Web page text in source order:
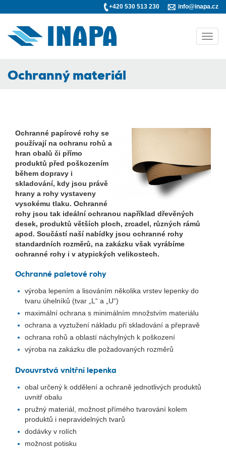
info@inapa.cz
+420 530 513 230
Ochranný materiál
Ochranné papírové rohy se
používají na ochranu rohů a
hran obalů či přímo
produktů před poškozením
během dopravy i
skladování, kdy jsou právě
hrany a rohy vystaveny
vysokému tlaku. Ochranné
rohy jsou tak ideální ochranou například dřevěných
desek, produktů větších ploch, zrcadel, různých rámů
apod. Součástí naší nabídky jsou ochranné rohy
standardních rozměrů, na zakázku však vyrábíme
ochranné rohy i v atypických velikostech.
Ochranné paletové rohy
výroba lepením a lisováním několika vrstev lepenky do
tvaru úhelníků (tvar „L“ a „U“)
maximální ochrana s minimálním množstvím materiálu
ochrana a vyztužení nákladu při skladování a přepravě
ochrana rohů a oblastí náchylných k poškození
výroba na zakázku dle požadovaných rozměrů
Dvouvrstvá vnitřní lepenka
obal určený k oddělení a ochraně jednotlivých produktů
uvnitř obalu
pružný materiál, možnost přímého tvarování kolem
produktů i nepravidelných tvarů
dodávky v rolích
možnost potisku